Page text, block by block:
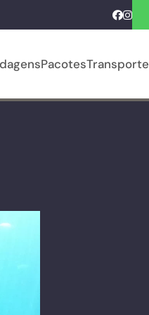
PacotesTransporte